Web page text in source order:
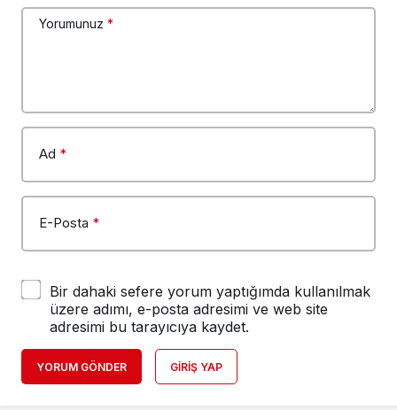
Yorumunuz *
Ad *
E-Posta *
Bir dahaki sefere yorum yaptığımda kullanılmak
üzere adımı, e-posta adresimi ve web site
adresimi bu tarayıcıya kaydet.
YORUM GÖNDER GIRIŞ YAP